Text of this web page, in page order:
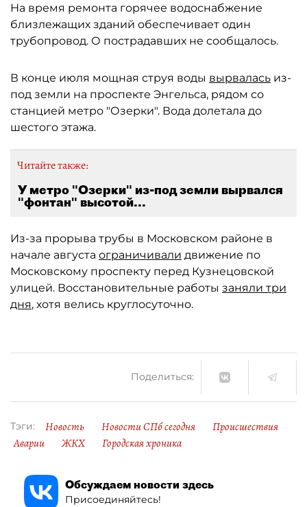
На время ремонта горячее водоснабжение
близлежащих зданий обеспечивает один
трубопровод. О пострадавших не сообщалось.
В конце июля мощная струя воды вырвалась из-
под земли на проспекте Энгельса, рядом со
станцией метро "Озерки". Вода долетала до
шестого этажа.
Читайте также:
У метро "Озерки" из-под земли вырвался
"фонтан" высотой...
Из-за прорыва трубы в Московском районе в
начале августа ограничивали движение по
Московскому проспекту перед Кузнецовской
улицей. Восстановительные работы заняли три
дня, хотя велись круглосуточно.
Поделиться:
Тэги: Новость Новости СПб сегодня
Происшествия
Аварии
ЖКХ Городская хроника
Обсуждаем новости здесь
Присоединяйтесь!